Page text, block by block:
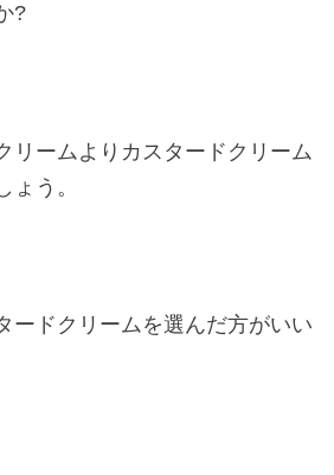
?
リームよりカスタードクリーム
ょう。
ードクリームを選んだ方がいい